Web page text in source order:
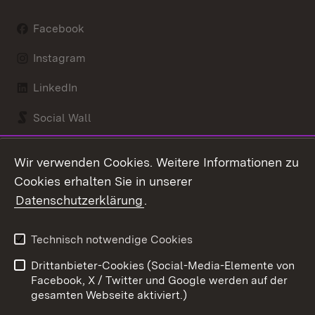
Facebook
Instagram
LinkedIn
Social Wall
Kontakt
Barrierefreiheit
Impressum
Cookies
Wir verwenden Cookies. Weitere Informationen zu
Cookies erhalten Sie in unserer
Datenschutzerklärung.
Technisch notwendige Cookies
Drittanbieter-Cookies (Social-Media-Elemente von
Facebook, X / Twitter und Google werden auf der
gesamten Webseite aktiviert.)